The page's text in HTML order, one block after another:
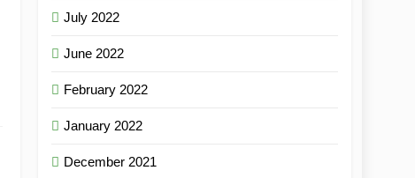
July 2022
June 2022
February 2022
January 2022
December 2021